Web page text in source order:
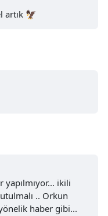
artık 🦅
ikili
.. Orkun
haber gibi...